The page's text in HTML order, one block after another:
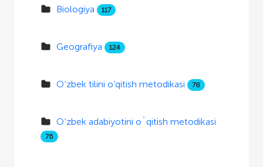
Biologiya 117
Geografiya 124
O‘zbek tilini o‘qitish metodikasi 78
O‘zbek adabiyotini o`qitish metodikasi
76